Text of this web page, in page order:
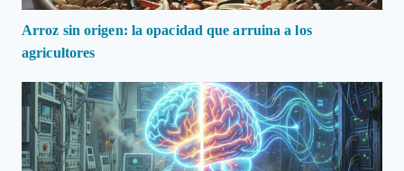
Arroz sin origen: la opacidad que arruina a los
agricultores